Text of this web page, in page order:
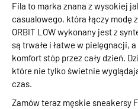
Fila to marka znana z wysokiej
casualowego, która łączy modę
ORBIT LOW wykonany jest z
są trwałe i łatwe w pielęgnacji,
komfort stóp przez cały dzień.
które nie tylko świetnie
czas.
Zamów teraz męskie sneakersy